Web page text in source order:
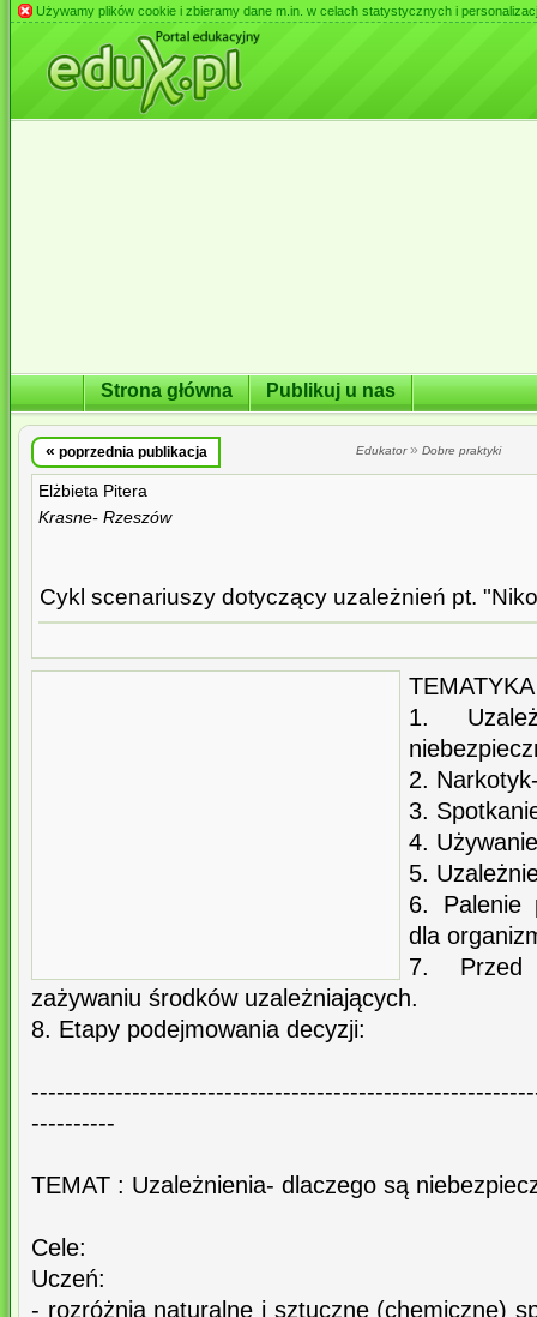
Używamy plików cookie i zbieramy dane m.in. w celach statystycznych i
Strona główna Publikuj u nas
« poprzednia publikacja Edukator» Dobre praktyki
Elżbieta Pitera
Krasne- Rzeszów
Cykl scenariuszy dotyczący uzależnień pt.
1.
2.
3.
4.
5.
6. Palenie
dla
7. Przed
zażywaniu środków uzależniających.
8. Etapy podejmowania decyzji:
----------
TEMAT : Uzależnienia- dlaczego są
Cele:
Uczeń:
- rozróżnia naturalne i sztuczne (chemiczne)